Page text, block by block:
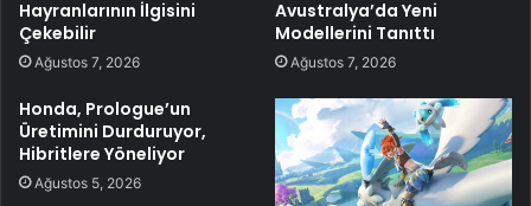
Hayranlarının İlgisini
Çekebilir
Ağustos 7, 2026
Avustralya’da Yeni
Modellerini Tanıttı
Ağustos 7, 2026
Honda, Prologue’un
Üretimini Durduruyor,
Hibritlere Yöneliyor
Ağustos 5, 2026